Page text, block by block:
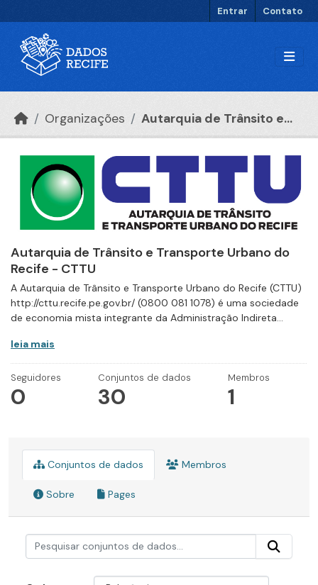
Entrar Contato
Organizações Autarquia de Trânsito e...
Autarquia de Trânsito e Transporte Urbano do
Recife - CTTU
A Autarquia de Trânsito e Transporte Urbano do Recife (CTTU)
http://cttu.recife.pe.gov.br/ (0800 081 1078) é uma sociedade
de economia mista integrante da Administração Indireta...
leia mais
Seguidores
0
Conjuntos de dados
30
Membros
1
Conjuntos de dados Membros
Sobre Pages